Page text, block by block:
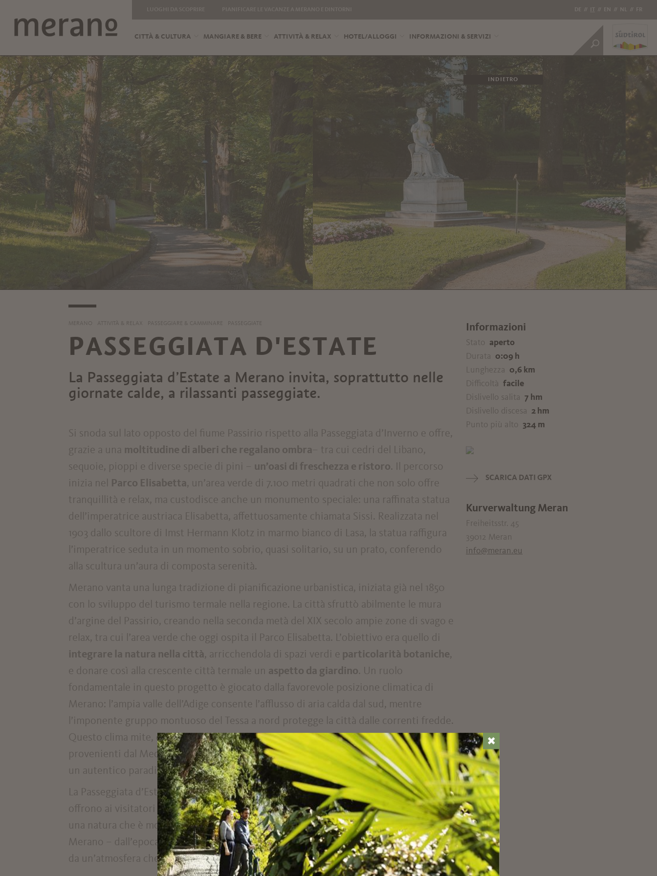
DE // IT // EN // NL // FR
CITTÀ & CULTURA MANGIARE & BERE ATTIVITÀ & RELAX HOTEL/ALLOGGI INFORMAZIONI & SERVIZI
INDIETRO
MERANO ATTIVITÀ & RELAX PASSEGGIARE & CAMMINARE PASSEGGIATE
PASSEGGIATA D'ESTATE
La Passeggiata d’Estate a Merano invita, soprattutto nelle
giornate calde, a rilassanti passeggiate.
Si snoda sul lato opposto del fiume Passirio rispetto alla Passeggiata d’Inverno e offre,
grazie a una moltitudine di alberi che regalano ombra– tra cui cedri del Libano,
sequoie, pioppi e diverse specie di pini – un’oasi di freschezza e ristoro. Il percorso
inizia nel
Parco Elisabetta, un’area verde di 7.100 metri quadrati che non solo offre
tranquillità e relax, ma custodisce anche un monumento speciale: una raffinata statua
dell’imperatrice austriaca Elisabetta, affettuosamente chiamata Sissi. Realizzata nel
1903 dallo scultore di Imst Hermann Klotz in marmo bianco di Lasa, la statua raffigura
l’imperatrice seduta in un momento sobrio, quasi solitario, su un prato, conferendo
alla scultura un’aura di composta serenità.
Merano vanta una lunga tradizione di pianificazione urbanistica, iniziata già nel 1850
con lo sviluppo del turismo termale nella regione. La città sfruttò abilmente le mura
d’argine del Passirio, creando nella seconda metà del XIX secolo ampie zone di svago e
relax, tra cui l’area verde che oggi ospita il Parco Elisabetta. L’obiettivo era quello di
integrare la natura nella città, arricchendola di spazi verdi e particolarità botaniche,
e donare così alla crescente città termale un aspetto da giardino. Un ruolo
fondamentale in questo progetto è giocato dalla favorevole posizione climatica di
Merano: l’ampia valle dell’Adige consente l’afflusso di aria calda dal sud, mentre
l’imponente gruppo montuoso del Tessa a nord protegge la città dalle correnti fredde.
Questo clima mite, di tipo submediterraneo, permette la crescita di numerose piante
provenienti dal Mediterraneo, dall’Asia e dal Nord America, trasformando Merano in
un autentico paradiso per gli amanti della natura.
La Passeggiata d’Estate deve il suo nome agli alberi che costeggiano il cammino e
offrono ai visitatori non solo ombra, ma anche una piacevole frescura. Qui, immersi in
una natura che è molto più di un semplice luogo di riposo, si può respirare la storia di
Merano – dall’epoca imperiale agli anni d’oro del turismo termale – e lasciarsi ispirare
da un’atmosfera che coniuga armoniosamente bellezza, pace e storia.
Informazioni
Stato
aperto
Durata
0:09 h
Lunghezza
0,6 km
Difficoltà facile
Dislivello salita 7 hm
Dislivello discesa 2 hm
Punto più alto
324 m
SCARICA DATI GPX
Kurverwaltung Meran
Freiheitsstr. 45
39012 Meran
info@meran.eu
✖